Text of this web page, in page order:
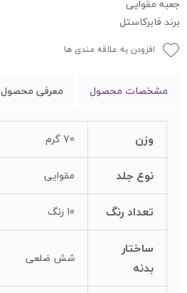
جعبه مقوایی
برند فابرکاستل
افزودن به علاقه مندی ها
مشخصات محصول معرفی محصول
وزن 70 گرم
نوع جلد مقوایی
تعداد رنگ 10 رنگ
ساختار
بدنه
شش ضلعی